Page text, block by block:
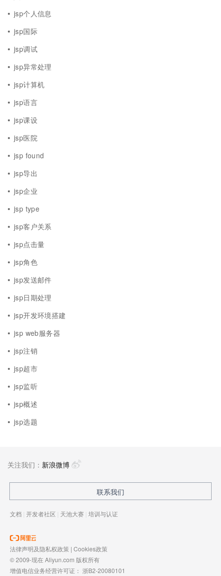
jsp个人信息
jsp国际
jsp调试
jsp异常处理
jsp计算机
jsp语言
jsp课设
jsp医院
jsp found
jsp导出
jsp企业
jsp type
jsp客户关系
jsp点击量
jsp角色
jsp发送邮件
jsp日期处理
jsp开发环境搭建
jsp web服务器
jsp注销
jsp超市
jsp监听
jsp概述
jsp选题
关注我们： 新浪微博
联系我们
文档 | 开发者社区 | 天池大赛 | 培训与认证
法律声明及隐私权政策 | Cookies政策
© 2009-现在 Aliyun.com 版权所有
增值电信业务经营许可证： 浙B2-20080101